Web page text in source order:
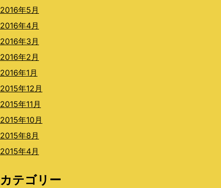
2016年5月
2016年4月
2016年3月
2016年2月
2016年1月
2015年12月
2015年11月
2015年10月
2015年8月
2015年4月
カテゴリー